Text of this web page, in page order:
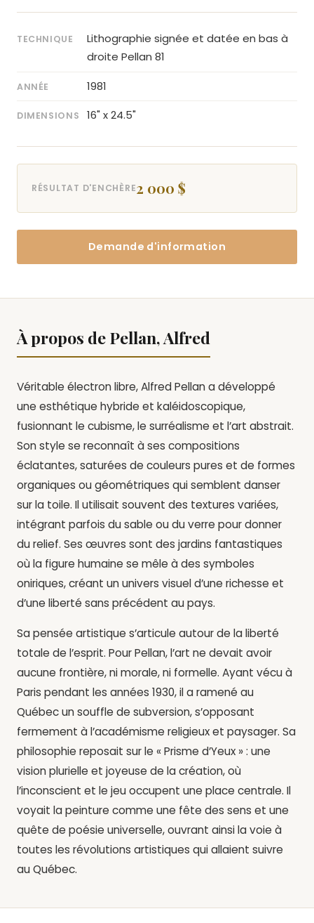
TECHNIQUE
Lithographie signée et datée en bas à
droite Pellan 81
ANNÉE 1981
DIMENSIONS 16" x 24.5"
RÉSULTAT D'ENCHÈRE2 000 $
Demande d'information
À propos de Pellan, Alfred
Véritable électron libre, Alfred Pellan a développé
une esthétique hybride et kaléidoscopique,
fusionnant le cubisme, le surréalisme et l’art abstrait.
Son style se reconnaît à ses compositions
éclatantes, saturées de couleurs pures et de formes
organiques ou géométriques qui semblent danser
sur la toile. Il utilisait souvent des textures variées,
intégrant parfois du sable ou du verre pour donner
du relief. Ses œuvres sont des jardins fantastiques
où la figure humaine se mêle à des symboles
oniriques, créant un univers visuel d’une richesse et
d’une liberté sans précédent au pays.
Sa pensée artistique s’articule autour de la liberté
totale de l’esprit. Pour Pellan, l’art ne devait avoir
aucune frontière, ni morale, ni formelle. Ayant vécu à
Paris pendant les années 1930, il a ramené au
Québec un souffle de subversion, s’opposant
fermement à l’académisme religieux et paysager. Sa
philosophie reposait sur le « Prisme d’Yeux » : une
vision plurielle et joyeuse de la création, où
l’inconscient et le jeu occupent une place centrale. Il
voyait la peinture comme une fête des sens et une
quête de poésie universelle, ouvrant ainsi la voie à
toutes les révolutions artistiques qui allaient suivre
au Québec.